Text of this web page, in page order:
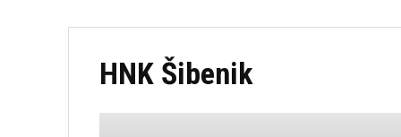
HNK Šibenik